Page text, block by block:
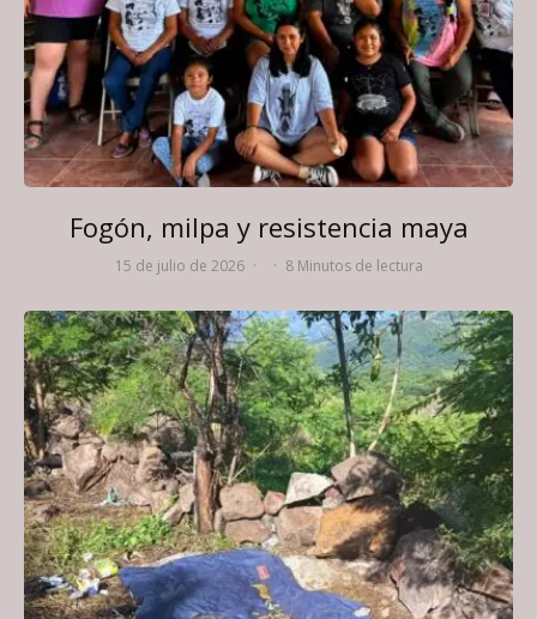
Fogón, milpa y resistencia maya
15 de julio de 2026 · · 8 Minutos de lectura